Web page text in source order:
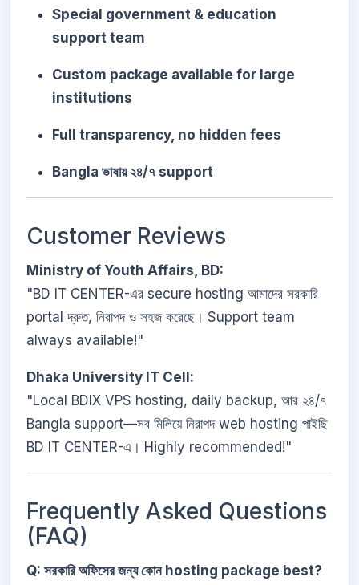
Special government & education
support team
Custom package available for large
institutions
Full transparency, no hidden fees
Bangla ভাষায় ২৪/৭ support
Customer Reviews
Ministry of Youth Affairs, BD:
"BD IT CENTER-এর secure hosting আমাদের সরকারি
portal দ্রুত, নিরাপদ ও সহজ করেছে। Support team
always available!"
Dhaka University IT Cell:
"Local BDIX VPS hosting, daily backup, আর ২৪/৭
Bangla support—সব মিলিয়ে নিরাপদ web hosting পাইছি
BD IT CENTER-এ। Highly recommended!"
Frequently Asked Questions
(FAQ)
Q: সরকারি অফিসের জন্য কোন hosting package best?